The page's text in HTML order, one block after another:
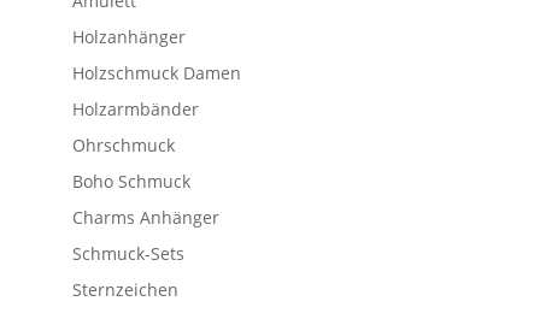
Holzanhänger
Holzschmuck Damen
Holzarmbänder
Ohrschmuck
Boho Schmuck
Charms Anhänger
Schmuck-Sets
Sternzeichen